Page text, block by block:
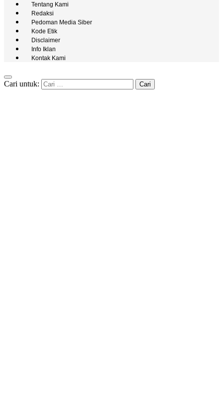
Tentang Kami
Redaksi
Pedoman Media Siber
Kode Etik
Disclaimer
Info Iklan
Kontak Kami
Cari untuk: